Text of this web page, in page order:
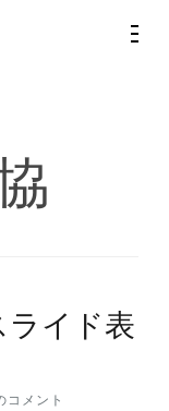
ライド表
コメント